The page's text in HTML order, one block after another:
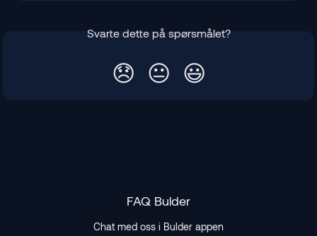
Svarte dette på spørsmålet?
😞 😐 😃
FAQ Bulder
Chat med oss i Bulder appen